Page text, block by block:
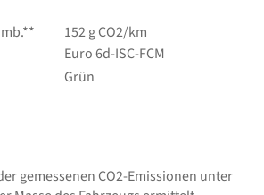
152 g CO2/km
Euro 6d-ISC-FCM
Grün
gemessenen CO2-Emissionen unter